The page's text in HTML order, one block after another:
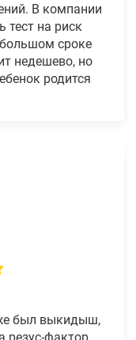
В компании
тест на риск
сроке
недешево, но
родится
был выкидыш,
резус-фактор